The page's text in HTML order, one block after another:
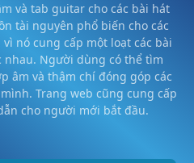
và tab guitar cho các bài hát
tài nguyên phổ biến cho các
nó cung cấp một loạt các bài
nhau. Người dùng có thể tìm
âm và thậm chí đóng góp các
Trang web cũng cung cấp
cho người mới bắt đầu.